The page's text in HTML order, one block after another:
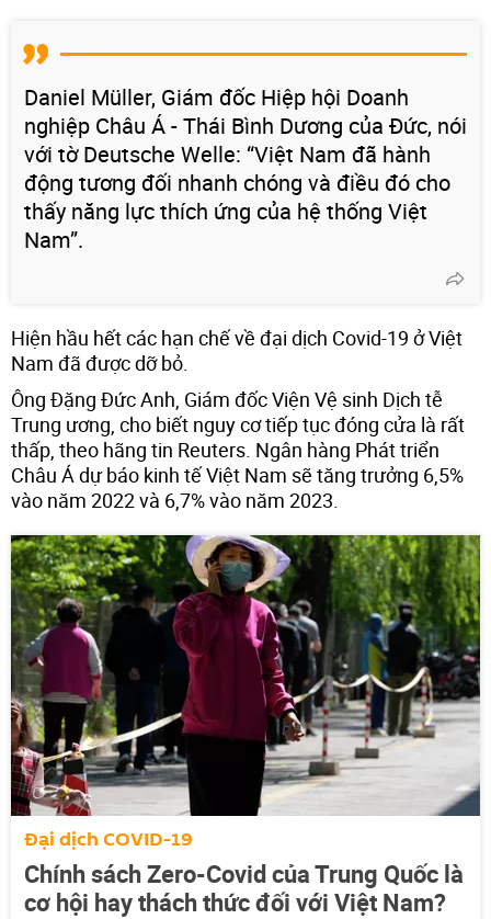
Daniel Müller, Giám đốc Hiệp hội Doanh
nghiệp Châu Á - Thái Bình Dương của Đức, nói
với tờ Deutsche Welle: “Việt Nam đã hành
động tương đối nhanh chóng và điều đó cho
thấy năng lực thích ứng của hệ thống Việt
Nam”.
Hiện hầu hết các hạn chế về đại dịch Covid-19 ở Việt
Nam đã được dỡ bỏ.
Ông Đặng Đức Anh, Giám đốc Viện Vệ sinh Dịch tễ
Trung ương, cho biết nguy cơ tiếp tục đóng cửa là rất
thấp, theo hãng tin Reuters. Ngân hàng Phát triển
Châu Á dự báo kinh tế Việt Nam sẽ tăng trưởng 6,5%
vào năm 2022 và 6,7% vào năm 2023.
Đại dịch COVID-19
Chính sách Zero-Covid của Trung Quốc là
cơ hội hay thách thức đối với Việt Nam?